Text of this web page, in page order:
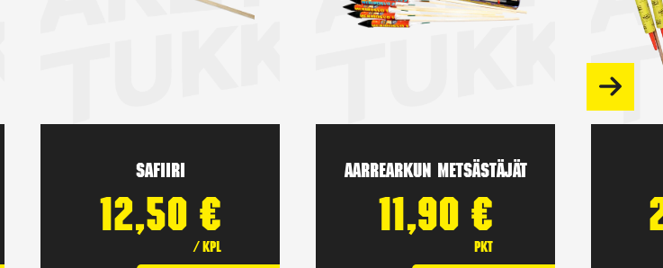
Safiiri
12,50 €
/ kpl
Aarrearkun Metsästäjät
11,90 €
pkt